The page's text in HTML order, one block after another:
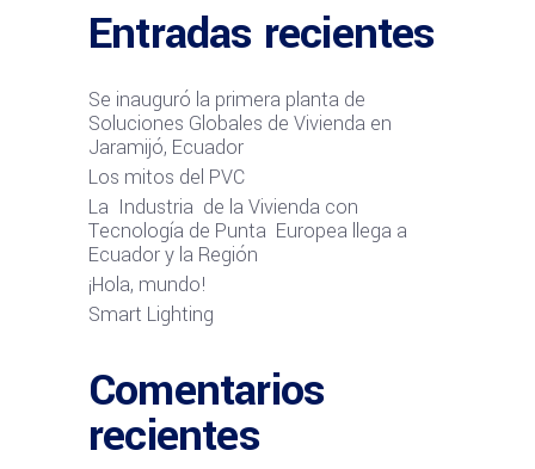
Entradas recientes
Se inauguró la primera planta de
Soluciones Globales de Vivienda en
Jaramijó, Ecuador
Los mitos del PVC
La Industria de la Vivienda con
Tecnología de Punta Europea llega a
Ecuador y la Región
¡Hola, mundo!
Smart Lighting
Comentarios
recientes